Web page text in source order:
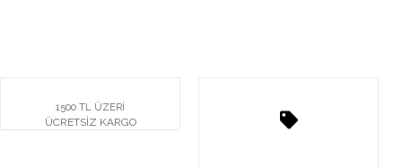
1500 TL ÜZERİ
ÜCRETSİZ KARGO